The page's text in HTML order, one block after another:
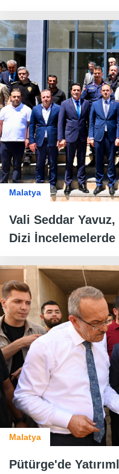
Malatya
Vali Seddar
Dizi
Malatya
Pütürge'de